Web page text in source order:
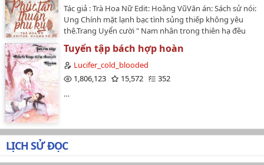
Tác giả : Trà Hoa Nữ Edit: Hoằng VũVăn án: Sách sử nói:
Ung Chính mặt lạnh bạc tình sủng thiếp không yêu
thê.Trang Uyển cười " Nam nhân trong thiên hạ đều
giống nhau. Dưới giường kính cẩn trên giường giáo
huấn, chống mắt xem Tứ phúc tấn làm sao giáo huấn
Tứ gia?!…
Tuyển tập bách hợp hoàn
Lucifer_cold_blooded
1,806,123
15,572
352
…
LỊCH SỬ ĐỌC